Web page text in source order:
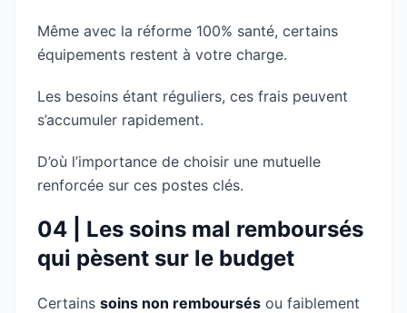
Même avec la réforme 100% santé, certains
équipements restent à votre charge.
Les besoins étant réguliers, ces frais peuvent
s’accumuler rapidement.
D’où l’importance de choisir une mutuelle
renforcée sur ces postes clés.
04 | Les soins mal remboursés
qui pèsent sur le budget
Certains soins non remboursés ou faiblement